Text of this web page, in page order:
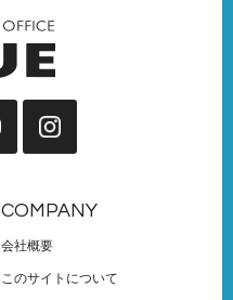
COMPANY
会社概要
このサイトについて